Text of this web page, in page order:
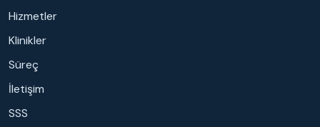
Hizmetler
Klinikler
Süreç
İletişim
SSS